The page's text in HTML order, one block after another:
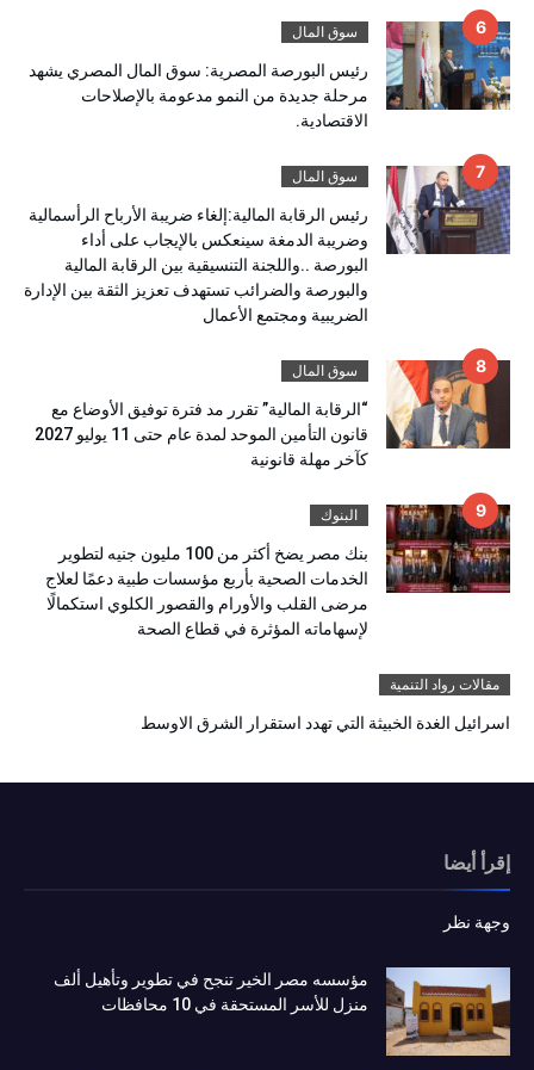
سوق المال
رئيس البورصة المصرية: سوق المال المصري يشهد
مرحلة جديدة من النمو مدعومة بالإصلاحات
الاقتصادية.
سوق المال
رئيس الرقابة المالية:إلغاء ضريبة الأرباح الرأسمالية
وضريبة الدمغة سينعكس بالإيجاب على أداء
البورصة ..واللجنة التنسيقية بين الرقابة المالية
والبورصة والضرائب تستهدف تعزيز الثقة بين الإدارة
الضريبية ومجتمع الأعمال
سوق المال
“الرقابة المالية” تقرر مد فترة توفيق الأوضاع مع
قانون التأمين الموحد لمدة عام حتى 11 يوليو 2027
كآخر مهلة قانونية
البنوك
بنك مصر يضخ أكثر من 100 مليون جنيه لتطوير
الخدمات الصحية بأربع مؤسسات طبية دعمًا لعلاج
مرضى القلب والأورام والقصور الكلوي استكمالًا
لإسهاماته المؤثرة في قطاع الصحة
مقالات رواد التنمية
اسرائيل الغدة الخبيثة التي تهدد استقرار الشرق الاوسط
إقرأ أيضا
وجهة نظر
مؤسسه مصر الخير تنجح في تطوير وتأهيل ألف
منزل للأسر المستحقة في 10 محافظات